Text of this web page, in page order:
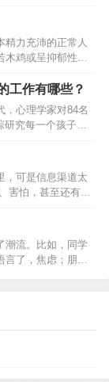
出。吸气持…
，结果发现，三
多研究梦的内容的
的经历。从这两点
的一个种类的噩
1.身体已发生了某
，器质性疾病的发
，在疾病的发生
精力充沛的正常人
木鸡或呈抑郁性木
这种负面情绪是无
悲伤、压抑、痛
以更年期抑郁症
其妙的精神紧张、
。那么，它都有
么来的？抑郁症
工作有哪些？
，心理学家对84名
研究每一个孩子的
个孩子在不同的场
饭的时候会很活
候，单方面的评
心理学家得出结
格内倾和外倾的
熟悉的人行为
，可是信息渠道太
害怕，甚至还有抑
道，而是恐慌的味
胸闷、乏力、甚至
抵抗力下降。甚至
风险。所以，科
放松，对于防疫
潮流。比如，同学
言了，焦虑；朋友
之，总有一款适
，坏的事情接踵
放了不少，下一